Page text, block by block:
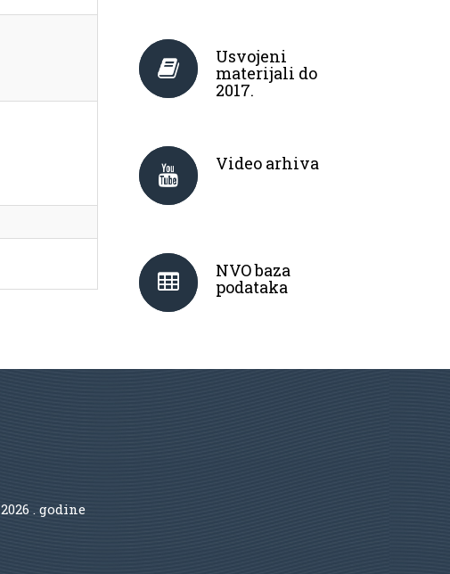
Usvojeni
materijali do
2017.
Video arhiva
NVO baza
podataka
2026 . godine